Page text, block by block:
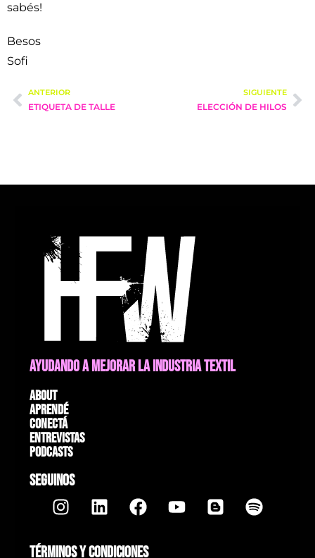
sabés!
Besos
Sofi
ANTERIOR
ETIQUETA DE TALLE
SIGUIENTE
ELECCIÓN DE HILOS
AYUDANDO A MEJORAR LA INDUSTRIA TEXTIL
About
Aprendé
Conectá
Entrevistas
Podcasts
SEGUINOS
TÉRMINOS Y CONDICIONES